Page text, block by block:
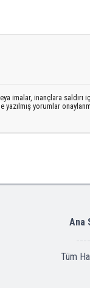
imalar, inançlara saldırı
yorumlar
Ana
Tüm